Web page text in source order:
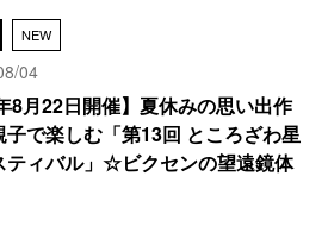
NEW
04
8月22日開催】夏休みの思い出作
子で楽しむ「第13回 ところざわ星
ティバル」☆ビクセンの望遠鏡体